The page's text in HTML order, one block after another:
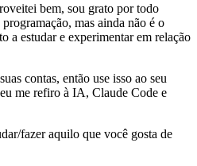
bem, sou grato por todo
mas ainda não é o
a estudar e experimentar em relação
contas, então use isso ao seu
me refiro à IA, Claude Code e
fazer aquilo que você gosta de